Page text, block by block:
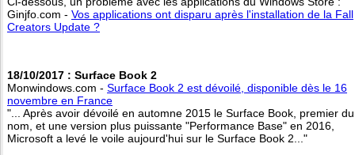
Ginjfo.com - Vos applications ont disparu après l'installation de la Fall
Creators Update ?
18/10/2017 : Surface Book 2
Monwindows.com - Surface Book 2 est dévoilé, disponible dès le 16
novembre en France
"... Après avoir dévoilé en automne 2015 le Surface Book, premier du
nom, et une version plus puissante "Performance Base" en 2016,
Microsoft a levé le voile aujourd'hui sur le Surface Book 2..."